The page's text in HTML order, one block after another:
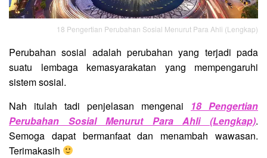
18 Pengertian Perubahan Sosial Menurut Para Ahli (Lengkap)
Perubahan sosial adalah perubahan yang terjadi pada
suatu lembaga kemasyarakatan yang mempengaruhi
sistem sosial.
Nah itulah tadi penjelasan mengenai 18 Pengertian
Perubahan Sosial Menurut Para Ahli (Lengkap).
Semoga dapat bermanfaat dan menambah wawasan.
Terimakasih